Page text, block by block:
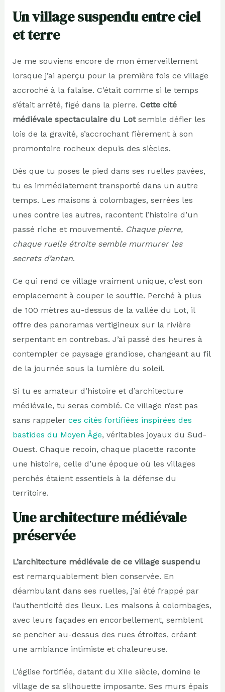
Un village suspendu entre ciel
et terre
Je me souviens encore de mon émerveillement
lorsque j’ai aperçu pour la première fois ce village
accroché à la falaise. C’était comme si le temps
s’était arrêté, figé dans la pierre. Cette cité
médiévale spectaculaire du Lotsemble défier les
lois de la gravité, s’accrochant fièrement à son
promontoire rocheux depuis des siècles.
Dès que tu poses le pied dans ses ruelles pavées,
tu es immédiatement transporté dans un autre
temps. Les maisons à colombages, serrées les
unes contre les autres, racontent l’histoire d’un
passé riche et mouvementé. Chaque pierre,
chaque ruelle étroite semble murmurer les
secrets d’antan.
Ce qui rend ce village vraiment unique, c’est son
emplacement à couper le souffle. Perché à plus
de 100 mètres au-dessus de la vallée du Lot, il
offre des panoramas vertigineux sur la rivière
serpentant en contrebas. J’ai passé des heures à
contempler ce paysage grandiose, changeant au fil
de la journée sous la lumière du soleil.
Si tu es amateur d’histoire et d’architecture
médiévale, tu seras comblé. Ce village n’est pas
sans rappeler ces cités fortifiées inspirées des
bastides du Moyen Âge, véritables joyaux du Sud-
Ouest. Chaque recoin, chaque placette raconte
une histoire, celle d’une époque où les villages
perchés étaient essentiels à la défense du
territoire.
Une architecture médiévale
préservée
L’architecture médiévale de ce village suspendu
est remarquablement bien conservée. En
déambulant dans ses ruelles, j’ai été frappé par
l’authenticité des lieux. Les maisons à colombages,
avec leurs façades en encorbellement, semblent
se pencher au-dessus des rues étroites, créant
une ambiance intimiste et chaleureuse.
L’église fortifiée, datant du XIIe siècle, domine le
village de sa silhouette imposante. Ses murs épais